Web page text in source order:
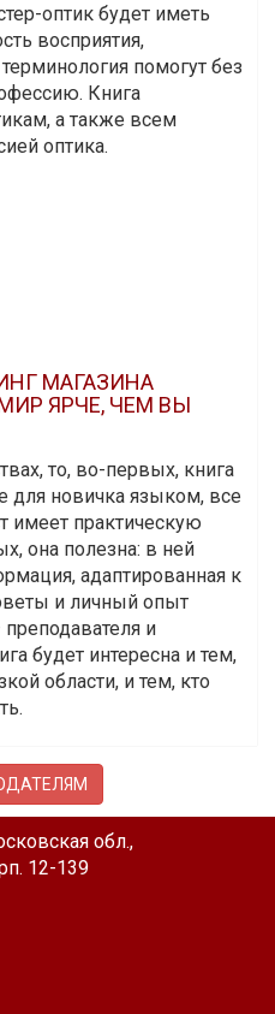
оптик будет иметь
восприятия,
помогут без
Книга
а также всем
оптика.
МАГАЗИНА
ЯРЧЕ, ЧЕМ ВЫ
то, во-первых, книга
для новичка языком, все
имеет практическую
она полезна: в ней
адаптированная к
и личный опыт
и
будет интересна и тем,
области, и тем, кто
обл.,
12-139